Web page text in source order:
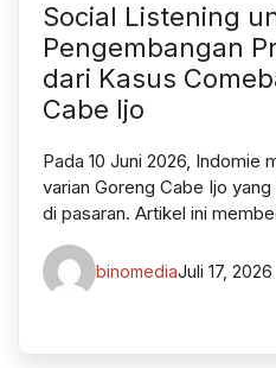
Social Listening
Pengembangan
dari Kasus
Cabe Ijo
Pada 10 Juni 2026, Indomie
varian Goreng Cabe Ijo
di pasaran. Artikel ini
binomediaJuli 17, 2026